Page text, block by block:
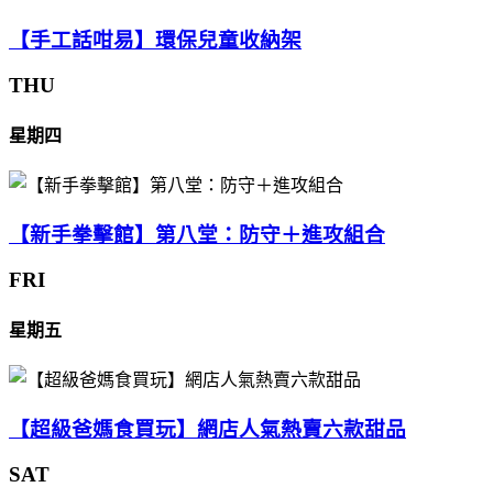
【手工話咁易】環保兒童收納架
THU
星期四
【新手拳擊館】第八堂：防守＋進攻組合
FRI
星期五
【超級爸媽食買玩】網店人氣熱賣六款甜品
SAT